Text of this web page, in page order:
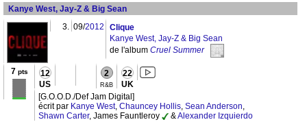
Kanye West, Jay-Z & Big Sean
3. 09/2012
Clique
Kanye West, Jay-Z & Big Sean
de l'album Cruel Summer
7 pts 12
US
2
R&B
22
UK
[G.O.O.D./Def Jam Digital]
écrit par Kanye West, Chauncey Hollis, Sean Anderson,
Shawn Carter, James Fauntleroy &Alexander Izquierdo